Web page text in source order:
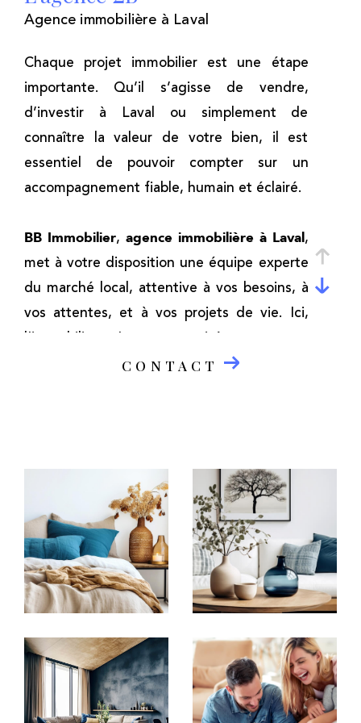
Agence immobilière à Laval
Chaque projet immobilier est une étape
importante. Qu’il s’agisse de vendre,
d’investir à Laval ou simplement de
connaître la valeur de votre bien, il est
essentiel de pouvoir compter sur un
accompagnement fiable, humain et éclairé.
BB Immobilier, agence immobilière à Laval,
met à votre disposition une équipe experte
du marché local, attentive à vos besoins, à
vos attentes, et à vos projets de vie. Ici,
l’immobilier n’est pas traité comme un
simple produit, mais comme un projet de
Avesnières Gué d'Orger
porte une dynamique propre, notre
approche repose sur une connaissance fine
du terrain, enrichie par l’expérience, la
proximité et la transparence.
Un accompagnement global
pour vos besoins immobiliers
CONTACT